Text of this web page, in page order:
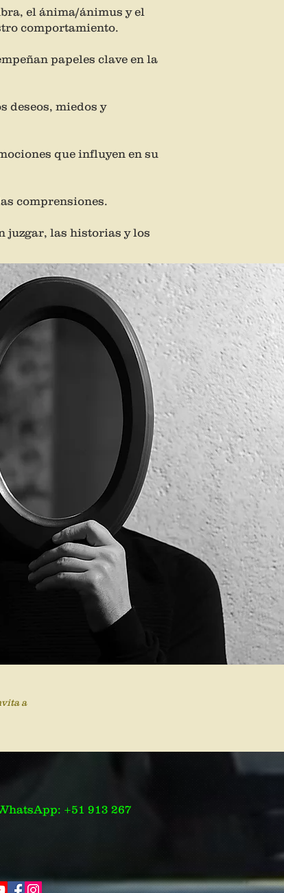
el ánima/ánimus y el
comportamiento.
papeles clave en la
deseos, miedos y
que influyen en su
comprensiones.
juzgar, las historias y los
a
+51 913 267